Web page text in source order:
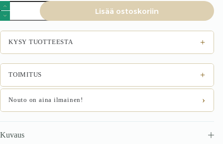
Tuoli
TAMBER,
harmaa
/
luonnon
tammi
määrä
Lisää ostoskoriin
KYSY TUOTTEESTA +
TOIMITUS +
Nouto on aina ilmainen! ›
Kuvaus